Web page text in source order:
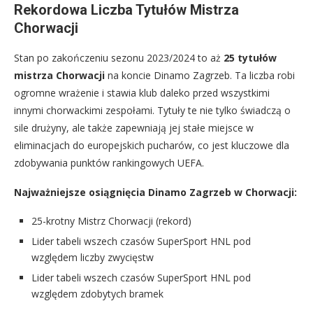
Rekordowa Liczba Tytułów Mistrza
Chorwacji
Stan po zakończeniu sezonu 2023/2024 to aż 25 tytułów
mistrza Chorwacji na koncie Dinamo Zagrzeb. Ta liczba robi
ogromne wrażenie i stawia klub daleko przed wszystkimi
innymi chorwackimi zespołami. Tytuły te nie tylko świadczą o
sile drużyny, ale także zapewniają jej stałe miejsce w
eliminacjach do europejskich pucharów, co jest kluczowe dla
zdobywania punktów rankingowych UEFA.
Najważniejsze osiągnięcia Dinamo Zagrzeb w Chorwacji:
25-krotny Mistrz Chorwacji (rekord)
Lider tabeli wszech czasów SuperSport HNL pod
względem liczby zwycięstw
Lider tabeli wszech czasów SuperSport HNL pod
względem zdobytych bramek